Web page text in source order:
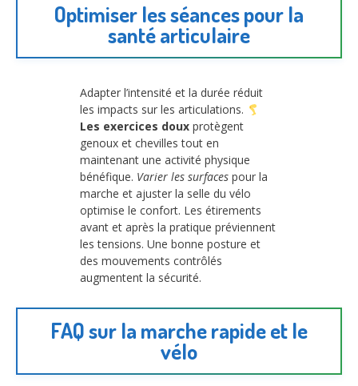
Optimiser les séances pour la
santé articulaire
Adapter l’intensité et la durée réduit
les impacts sur les articulations.
Les exercices doux protègent
genoux et chevilles tout en
maintenant une activité physique
bénéfique. Varier les surfaces pour la
marche et ajuster la selle du vélo
optimise le confort. Les étirements
avant et après la pratique préviennent
les tensions. Une bonne posture et
des mouvements contrôlés
augmentent la sécurité.
FAQ sur la marche rapide et le
vélo